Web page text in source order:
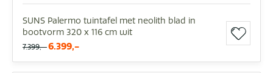
SUNS Palermo tuintafel met neolith blad in
bootvorm 320 x 116 cm wit
7.399,- 6.399,-